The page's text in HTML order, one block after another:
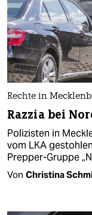
Rechte in
Razzia bei
Polizisten in
vom LKA
Prepper-Gruppe
Von Christina